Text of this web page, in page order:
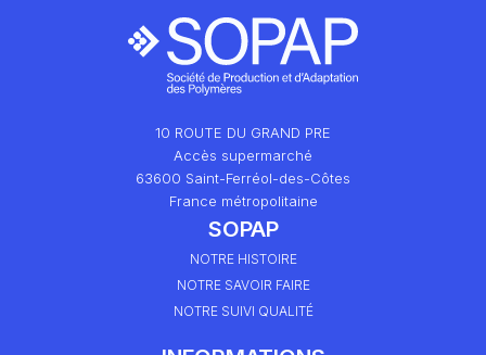
10 ROUTE DU GRAND PRE
Accès supermarché
63600 Saint-Ferréol-des-Côtes
France métropolitaine
SOPAP
NOTRE HISTOIRE
NOTRE SAVOIR FAIRE
NOTRE SUIVI QUALITÉ